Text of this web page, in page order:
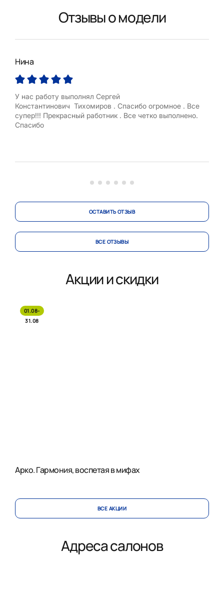
Отзывы о модели
Нина
У нас работу выполнял Сергей
Константинович Тихомиров . Спасибо огромное . Все
супер!!! Прекрасный работник . Все четко выполнено.
Спасибо
ОСТАВИТЬ ОТЗЫВ
ВСЕ ОТЗЫВЫ
Акции и скидки
01.08-
31.08
Арко. Гармония, воспетая в мифах
ВСЕ АКЦИИ
Адреса салонов